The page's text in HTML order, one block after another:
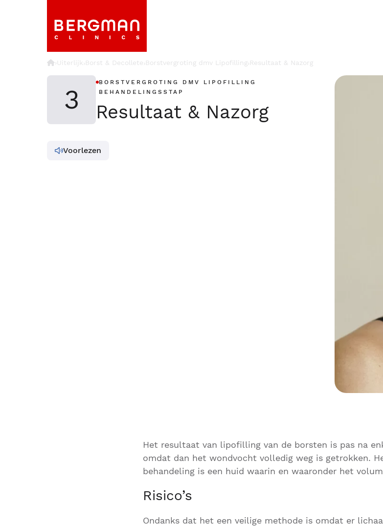
›Uiterlijk›Borst & Decollete›Borstvergroting dmv Lipofilling›Resultaat & Nazorg
3
BORSTVERGROTING DMV LIPOFILLING
BEHANDELINGSSTAP
Resultaat & Nazorg
Voorlezen
Het resultaat van lipofilling van de borsten is pas na
omdat dan het wondvocht volledig weg is getrokken.
behandeling is een huid waarin en waaronder het
Risico’s
Ondanks dat het een veilige methode is omdat er